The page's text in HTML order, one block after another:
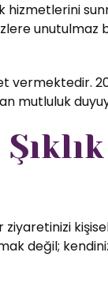
hizmetlerini
unutulmaz
mutluluk
kişisel
değil;